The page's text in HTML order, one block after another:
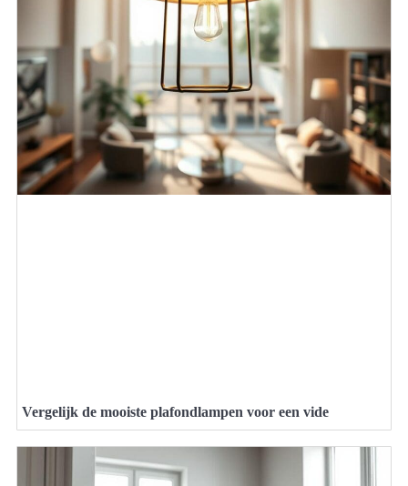
Vergelijk de mooiste plafondlampen voor een vide